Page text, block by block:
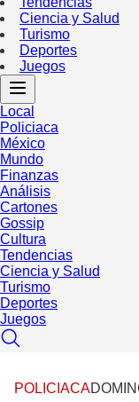
Ciencia y Salud
Turismo
Deportes
Juegos
Local
Policiaca
México
Mundo
Finanzas
Análisis
Cartones
Gossip
Cultura
Tendencias
Ciencia y Salud
Turismo
Deportes
Juegos
POLICIACA